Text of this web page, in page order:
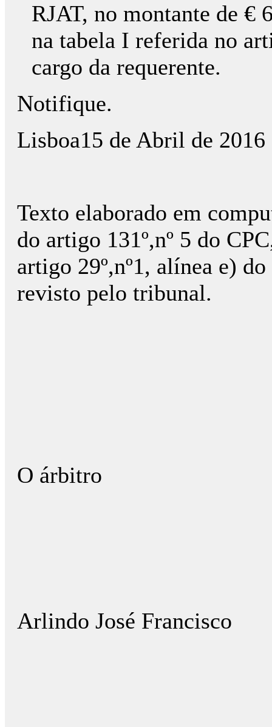
RJAT, no montante de €
na tabela I referida no
cargo da requerente.
Notifique.
Lisboa15 de Abril de 2016
Texto elaborado em
do artigo 131º,nº 5 do
artigo 29º,nº1, alínea e)
revisto pelo tribunal.
O árbitro
Arlindo José Francisco